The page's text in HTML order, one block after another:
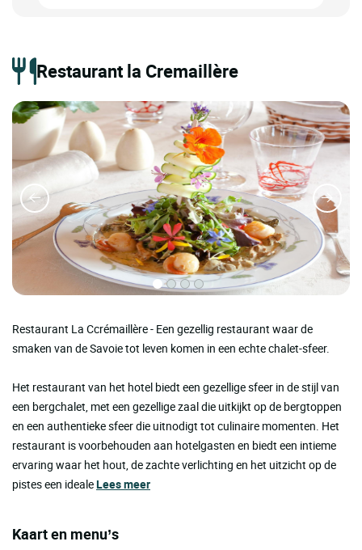
Restaurant la Cremaillère
Restaurant La Ccrémaillère - Een gezellig restaurant waar de
smaken van de Savoie tot leven komen in een echte chalet-sfeer.
Het restaurant van het hotel biedt een gezellige sfeer in de stijl van
een bergchalet, met een gezellige zaal die uitkijkt op de bergtoppen
en een authentieke sfeer die uitnodigt tot culinaire momenten. Het
restaurant is voorbehouden aan hotelgasten en biedt een intieme
ervaring waar het hout, de zachte verlichting en het uitzicht op de
pistes een idealeLees meer
Kaart en menu’s